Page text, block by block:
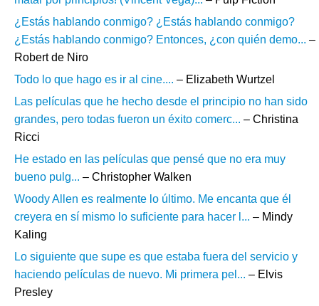
¿Estás hablando conmigo? ¿Estás hablando conmigo?
¿Estás hablando conmigo? Entonces, ¿con quién demo... –
Robert de Niro
Todo lo que hago es ir al cine.... – Elizabeth Wurtzel
Las películas que he hecho desde el principio no han sido
grandes, pero todas fueron un éxito comerc... – Christina
Ricci
He estado en las películas que pensé que no era muy
bueno pulg... – Christopher Walken
Woody Allen es realmente lo último. Me encanta que él
creyera en sí mismo lo suficiente para hacer l... – Mindy
Kaling
Lo siguiente que supe es que estaba fuera del servicio y
haciendo películas de nuevo. Mi primera pel... – Elvis
Presley